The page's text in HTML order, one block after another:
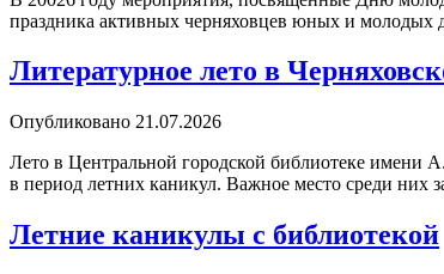
праздника активных черняховцев юных и молодых
Литературное лето в
Опубликовано 21.07.2026
Лето в Центральной городской библиотеке имени
в период летних каникул. Важное место среди них
Летние каникулы с библиотекой